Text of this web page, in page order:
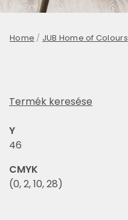
Home / JUB Home of Colours
Termék keresése
Y
46
CMYK
(0, 2, 10, 28)